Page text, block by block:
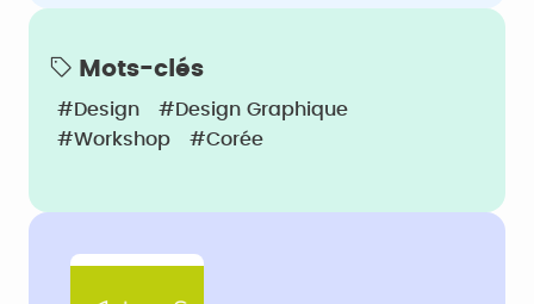
Mots-clés
#Design
#Design Graphique
#Workshop
#Corée